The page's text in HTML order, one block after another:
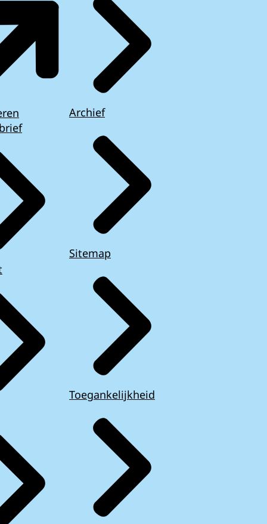
Archief
Sitemap
Toegankelijkheid